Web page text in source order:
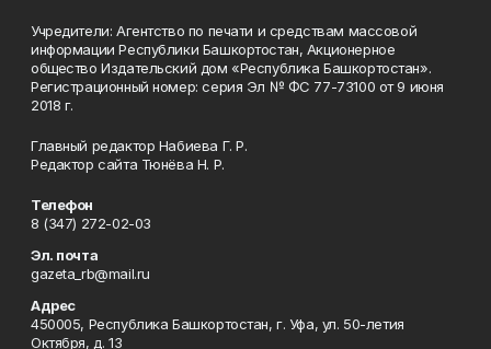
Учредители: Агентство по печати и средствам массовой
информации Республики Башкортостан, Акционерное
общество Издательский дом «Республика Башкортостан».
Регистрационный номер: серия Эл № ФС 77-73100 от 9 июня
2018 г.
Главный редактор Набиева Г. Р.
Редактор сайта Тюнёва Н. Р.
Телефон
8 (347) 272-02-03
Эл. почта
gazeta_rb@mail.ru
Адрес
450005, Республика Башкортостан, г. Уфа, ул. 50-летия
Октября, д. 13